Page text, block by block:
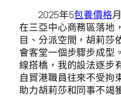
2025年5包養價格
在三亞中心商務區落地
目、分派空間，胡莉莎
會客堂一個步驟步成型
線搭橋，我的設法逐步
自貿港職員往來不受拘
助力胡莉莎和同事不竭